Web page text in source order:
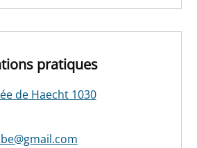
pratiques
de Haecht 1030